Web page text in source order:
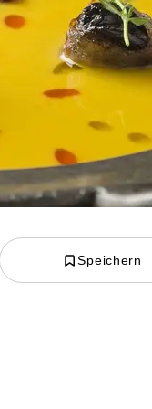
Speichern